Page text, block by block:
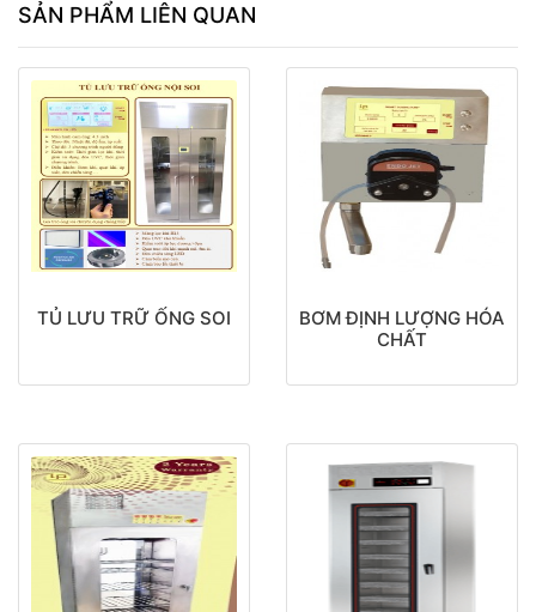
SẢN PHẨM LIÊN QUAN
TỦ LƯU TRỮ ỐNG SOI
BƠM ĐỊNH LƯỢNG HÓA
CHẤT